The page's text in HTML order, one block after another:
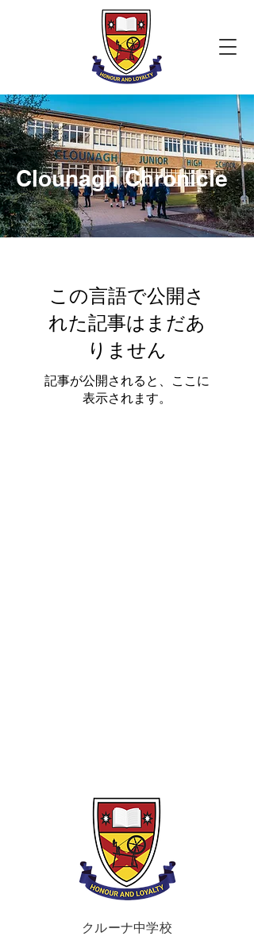
Clounagh Chronicle
この言語で公開さ
れた記事はまだあ
りません
記事が公開されると、ここに
表示されます。
クルーナ中学校